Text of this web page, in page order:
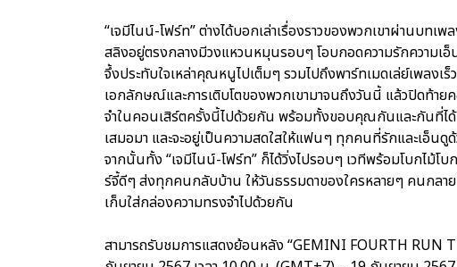
“เจมีไนน์-โฟร์ท” ต่างได้บอกเล่าเรื่องราวของพวกเขาผ่านบทเ
สลิงอยู่ตรงกลางมีวงแหวนหมุนรอบๆ โอบกอดความรักความเ
จึ้งประทับใจเหล่าคุณหนูไปเต็มๆ รวมไปถึงพาร์ทเมดเล่ย์เพลงเ
เอกลักษณ์และการเติบโตของพวกเขามาจนถึงวันนี้ แล้วปิดท้า
จำในคอนเสิร์ตครั้งนี้ไปด้วยกัน พร้อมทั้งขอบคุณกันและกันที่ไ
เสมอมา และจะอยู่เป็นความสดใสให้แฟนๆ ทุกคนที่รักและเอ็
จากนั้นทั้ง “เจมีไนน์-โฟร์ท” ก็ได้วิ่งไปรอบๆ เวทีพร้อมโบกไม้
ร์จี้ดีๆ ส่งทุกคนกลับบ้าน ให้วันธรรมดาของใครหลายๆ คนกลา
เก็บใส่กล่องความทรงจำไปด้วยกัน
สามารถรับชมการแสดงย้อนหลัง “GEMINI FOURTH RUN